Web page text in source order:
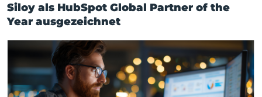
Siloy als HubSpot Global Partner of the
Year ausgezeichnet